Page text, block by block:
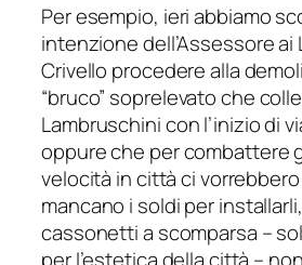
Per esempio, ieri abbiamo
intenzione dell’Assessore ai
Crivello procedere alla
“bruco” soprelevato che
Lambruschini con l’inizio di
oppure che per combattere
velocità in città ci
mancano i soldi per
cassonetti a scomparsa –